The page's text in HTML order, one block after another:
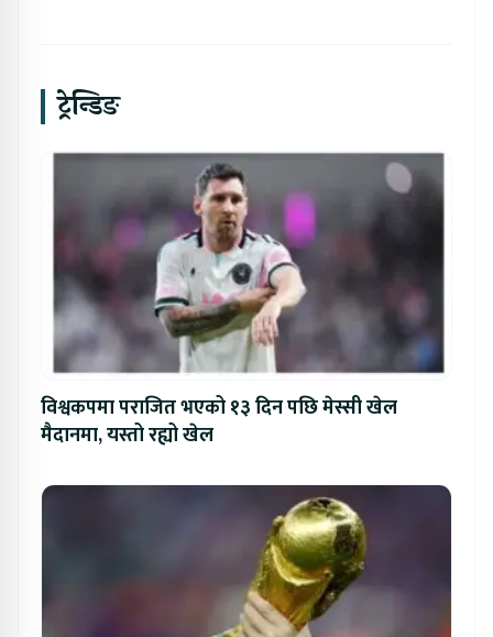
ट्रेन्डिङ
विश्वकपमा पराजित भएको १३ दिन पछि मेस्सी खेल
मैदानमा, यस्तो रह्यो खेल